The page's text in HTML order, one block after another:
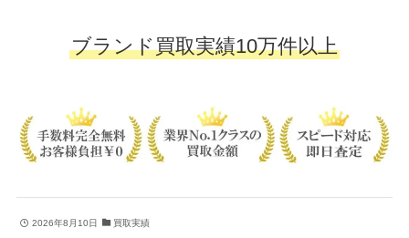
ブランド買取実績10万件以上
2026年8月10日 買取実績